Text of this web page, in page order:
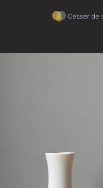
Cesser de